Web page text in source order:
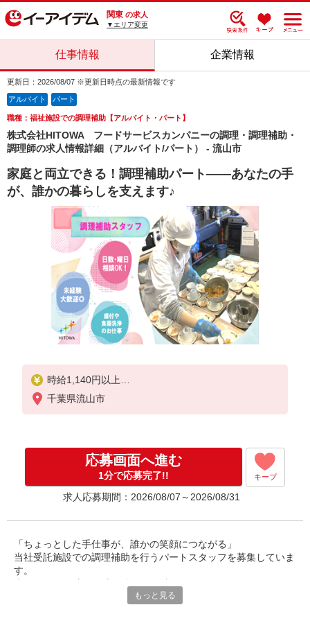
関東 の求人
▼エリア変更
仕事情報 企業情報
更新日：2026/08/07 ※更新日時点の最新情報です
アルバイト パート
職種：福祉施設での調理補助【アルバイト・パート】
株式会社HITOWA フードサービスカンパニーの調理・調理補助・
調理師の求人情報詳細（アルバイト/パート） - 流山市
家庭と両立できる！調理補助パート――あなたの手
が、誰かの暮らしを支えます♪
時給1,140円以上
※経験によりスタート時給は変動します。
※アルバイト賞与（寸志）：あり
年2回。勤続年数により金額UP。
千葉県流山市
応募画面へ進む
1分で応募完了!! キープ
求人応募期間：2026/08/07～2026/08/31
「ちょっとした手仕事が、誰かの笑顔につながる」
当社受託施設での調理補助を行うパートスタッフを募集していま
す。
ご家庭での経験を活かして、社会とつながりながら、無理なく働
もっと見る